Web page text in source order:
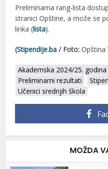
Preliminarna rang-lista
stranici Opštine, a može se
linka (lista).
(Stipendije.ba / Foto:Opština
Akademska 2024/25. godina
Preliminarni rezultati
Učenici srednjih škola
MOŽDA